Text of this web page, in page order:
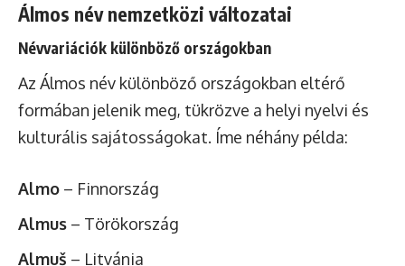
Álmos név nemzetközi változatai
Névvariációk különböző országokban
Az Álmos név különböző országokban eltérő
formában jelenik meg, tükrözve a helyi nyelvi és
kulturális sajátosságokat. Íme néhány példa:
Almo – Finnország
Almus – Törökország
Almuš – Litvánia